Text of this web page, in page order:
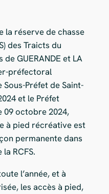
la réserve de chasse
des Traicts du
GUERANDE et LA
préfectoral
Préfet de Saint-
et le Préfet
09 octobre 2024,
à pied récréative est
permanente dans
RCFS.
l’année, et à
les accès à pied,